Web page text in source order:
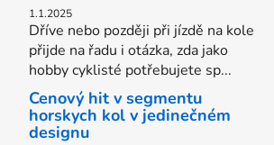
1.1.2025
Dříve nebo později při jízdě na kole
přijde na řadu i otázka, zda jako
hobby cyklisté potřebujete sp...
Cenový hit v segmentu
horskych kol v jedinečném
designu